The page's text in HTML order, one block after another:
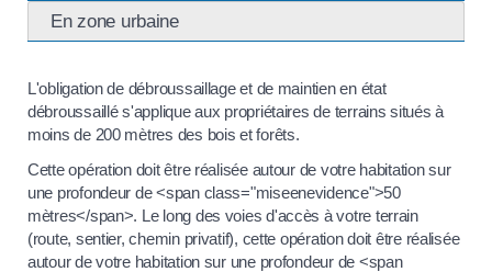
En zone urbaine
L'obligation de débroussaillage et de maintien en état
débroussaillé s'applique aux propriétaires de terrains situés à
moins de 200 mètres des bois et forêts.
Cette opération doit être réalisée autour de votre habitation sur
une profondeur de <span class="miseenevidence">50
mètres</span>. Le long des voies d'accès à votre terrain
(route, sentier, chemin privatif), cette opération doit être réalisée
autour de votre habitation sur une profondeur de <span